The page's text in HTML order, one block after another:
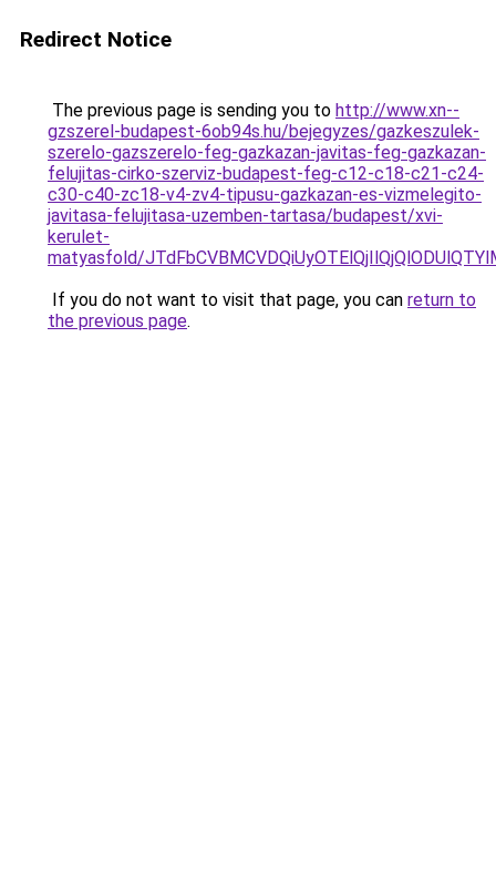
Redirect Notice
The previous page is sending you to http://www.xn--
gzszerel-budapest-6ob94s.hu/bejegyzes/gazkeszulek-
szerelo-gazszerelo-feg-gazkazan-javitas-feg-gazkazan-
felujitas-cirko-szerviz-budapest-feg-c12-c18-c21-c24-
c30-c40-zc18-v4-zv4-tipusu-gazkazan-es-vizmelegito-
javitasa-felujitasa-uzemben-tartasa/budapest/xvi-
kerulet-
matyasfold/
If you do not want to visit that page, you can return to
the previous page.